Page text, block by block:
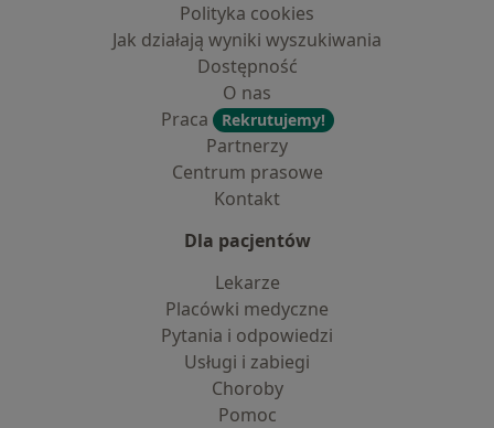
Polityka cookies
Jak działają wyniki wyszukiwania
Dostępność
O nas
Praca
Rekrutujemy!
Partnerzy
Centrum prasowe
Kontakt
Dla pacjentów
Lekarze
Placówki medyczne
Pytania i odpowiedzi
Usługi i zabiegi
Choroby
Pomoc